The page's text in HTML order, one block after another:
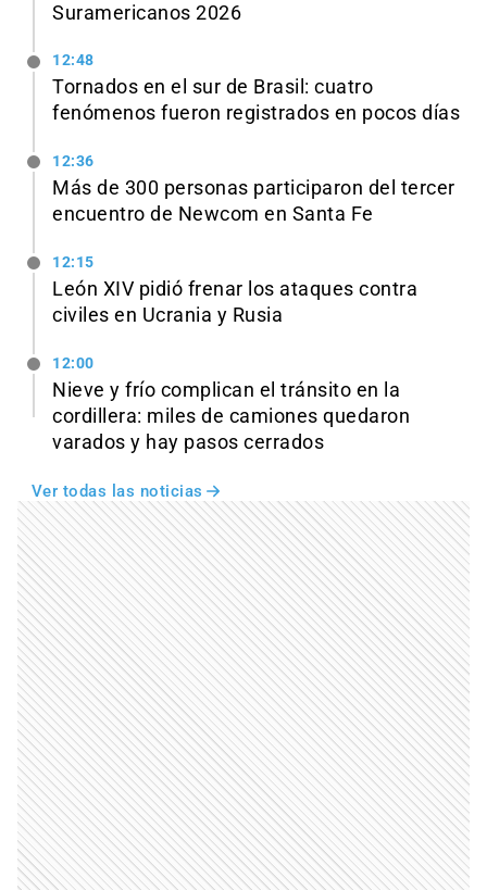
Suramericanos 2026
12:48
Tornados en el sur de Brasil: cuatro
fenómenos fueron registrados en pocos días
12:36
Más de 300 personas participaron del tercer
encuentro de Newcom en Santa Fe
12:15
León XIV pidió frenar los ataques contra
civiles en Ucrania y Rusia
12:00
Nieve y frío complican el tránsito en la
cordillera: miles de camiones quedaron
varados y hay pasos cerrados
Ver todas las noticias